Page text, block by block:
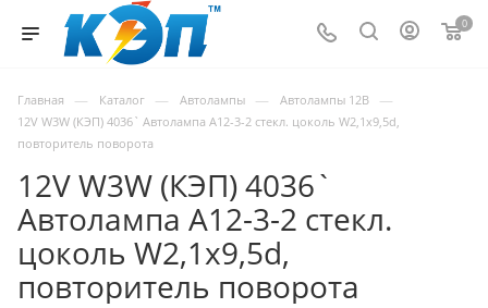
0
Главная — Каталог — Автолампы — Автолампы 12В —
12V W3W (КЭП) 4036` Автолампа А12-3-2 стекл. цоколь W2,1x9,5d,
повторитель поворота
12V W3W (КЭП) 4036`
Автолампа А12-3-2 стекл.
цоколь W2,1x9,5d,
повторитель поворота